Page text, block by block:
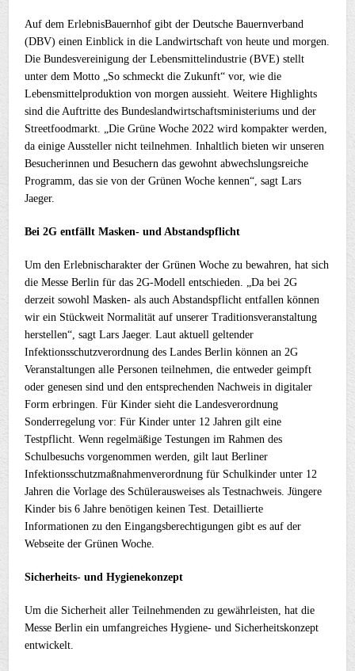
Auf dem ErlebnisBauernhof gibt der Deutsche Bauernverband
(DBV) einen Einblick in die Landwirtschaft von heute und morgen.
Die Bundesvereinigung der Lebensmittelindustrie (BVE) stellt
unter dem Motto „So schmeckt die Zukunft“ vor, wie die
Lebensmittelproduktion von morgen aussieht. Weitere Highlights
sind die Auftritte des Bundeslandwirtschaftsministeriums und der
Streetfoodmarkt. „Die Grüne Woche 2022 wird kompakter werden,
da einige Aussteller nicht teilnehmen. Inhaltlich bieten wir unseren
Besucherinnen und Besuchern das gewohnt abwechslungsreiche
Programm, das sie von der Grünen Woche kennen“, sagt Lars
Jaeger.
Bei 2G entfällt Masken- und Abstandspflicht
Um den Erlebnischarakter der Grünen Woche zu bewahren, hat sich
die Messe Berlin für das 2G-Modell entschieden. „Da bei 2G
derzeit sowohl Masken- als auch Abstandspflicht entfallen können
wir ein Stückweit Normalität auf unserer Traditionsveranstaltung
herstellen“, sagt Lars Jaeger. Laut aktuell geltender
Infektionsschutzverordnung des Landes Berlin können an 2G
Veranstaltungen alle Personen teilnehmen, die entweder geimpft
oder genesen sind und den entsprechenden Nachweis in digitaler
Form erbringen. Für Kinder sieht die Landesverordnung
Sonderregelung vor: Für Kinder unter 12 Jahren gilt eine
Testpflicht. Wenn regelmäßige Testungen im Rahmen des
Schulbesuchs vorgenommen werden, gilt laut Berliner
Infektionsschutzmaßnahmenverordnung für Schulkinder unter 12
Jahren die Vorlage des Schülerausweises als Testnachweis. Jüngere
Kinder bis 6 Jahre benötigen keinen Test. Detaillierte
Informationen zu den Eingangsberechtigungen gibt es auf der
Webseite der Grünen Woche.
Sicherheits- und Hygienekonzept
Um die Sicherheit aller Teilnehmenden zu gewährleisten, hat die
Messe Berlin ein umfangreiches Hygiene- und Sicherheitskonzept
entwickelt.